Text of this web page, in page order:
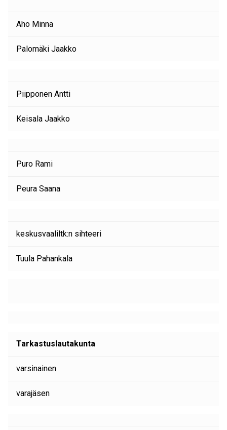
Aho Minna
Palomäki Jaakko
Piipponen Antti
Keisala Jaakko
Puro Rami
Peura Saana
keskusvaaliltk:n sihteeri
Tuula Pahankala
Tarkastuslautakunta
varsinainen
varajäsen